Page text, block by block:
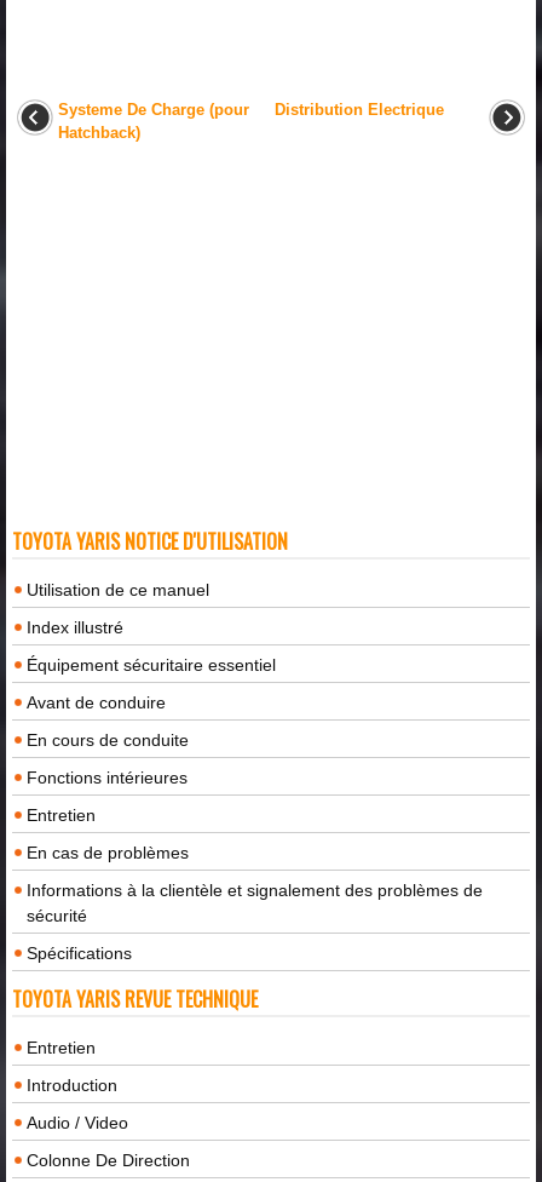
Systeme De Charge (pour
Hatchback)
Distribution Electrique
TOYOTA YARIS NOTICE D'UTILISATION
Utilisation de ce manuel
Index illustré
Équipement sécuritaire essentiel
Avant de conduire
En cours de conduite
Fonctions intérieures
Entretien
En cas de problèmes
Informations à la clientèle et signalement des problèmes de
sécurité
Spécifications
TOYOTA YARIS REVUE TECHNIQUE
Entretien
Introduction
Audio / Video
Colonne De Direction